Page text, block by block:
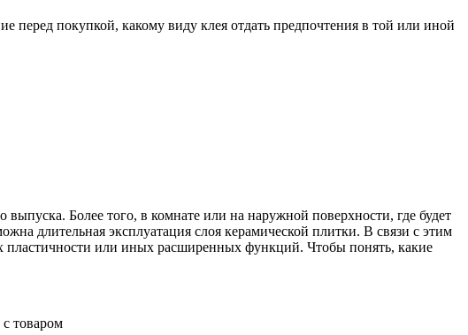
перед покупкой, какому виду клея отдать предпочтения в той или иной
Более того, в комнате или на наружной поверхности, где будет
длительная эксплуатация слоя керамической плитки. В связи с этим
пластичности или иных расширенных функций. Чтобы понять, какие
товаром